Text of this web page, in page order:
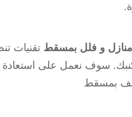
و فلل بمسقطتقنيات
كنبك. سوف نعمل على
بمسقط